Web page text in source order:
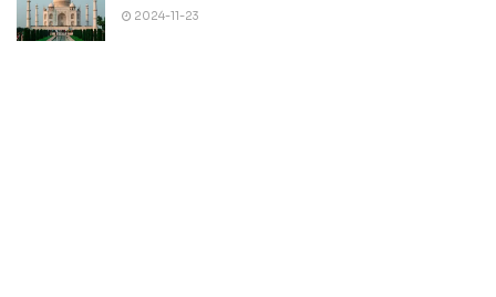
2024-11-23